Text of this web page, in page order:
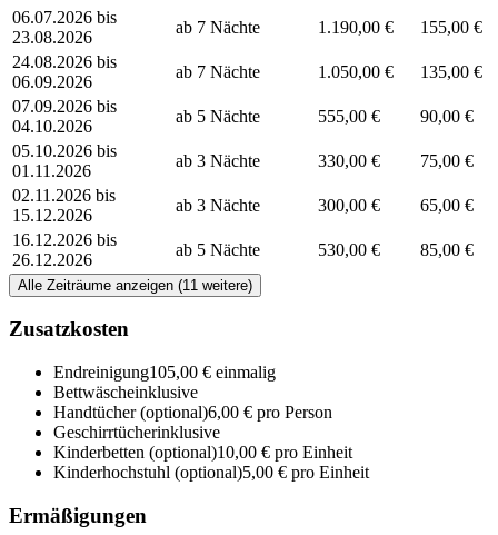
06.07.2026 bis
23.08.2026
ab 7 Nächte 1.190,00 €
155,00 €
24.08.2026 bis
06.09.2026
ab 7 Nächte 1.050,00 €
135,00 €
07.09.2026 bis
04.10.2026
ab 5 Nächte 555,00 €
90,00 €
05.10.2026 bis
01.11.2026
ab 3 Nächte 330,00 €
75,00 €
02.11.2026 bis
15.12.2026
ab 3 Nächte 300,00 €
65,00 €
16.12.2026 bis
26.12.2026
ab 5 Nächte 530,00 € 85,00 €
Alle Zeiträume anzeigen (11 weitere)
Zusatzkosten
Endreinigung105,00 € einmalig
Bettwäscheinklusive
Handtücher(optional)6,00 € pro Person
Geschirrtücherinklusive
Kinderbetten (optional)10,00 € pro Einheit
Kinderhochstuhl (optional)5,00 € pro Einheit
Ermäßigungen